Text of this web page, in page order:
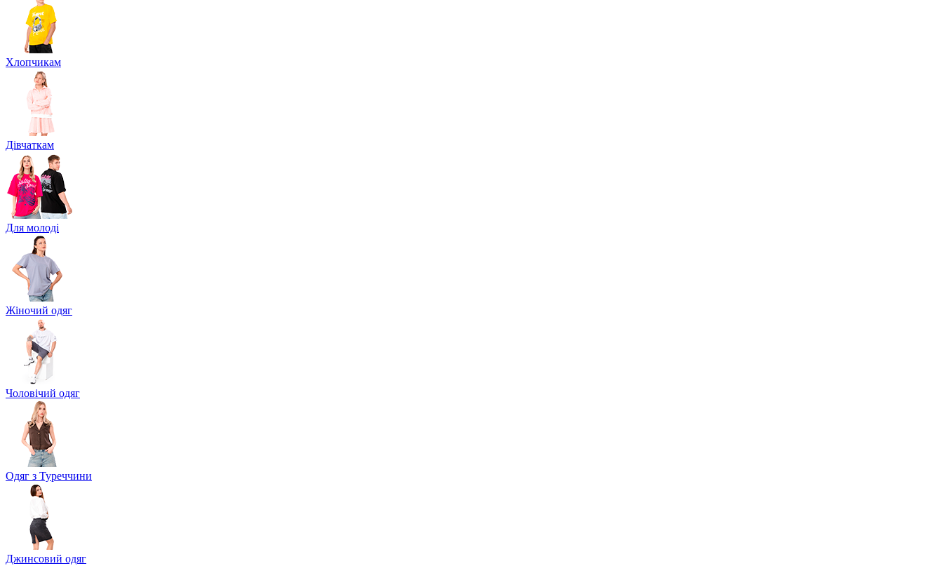
Хлопчикам
Дівчаткам
Для молоді
Жіночий одяг
Чоловічий одяг
Одяг з Туреччини
Джинсовий одяг